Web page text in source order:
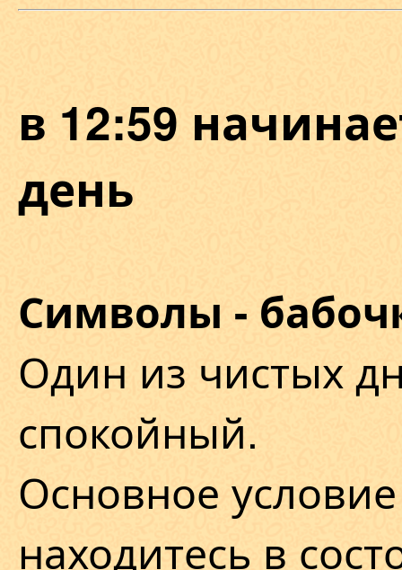
в 12:59
день
Символы -
Один из чистых
спокойный.
Основное
находитесь в